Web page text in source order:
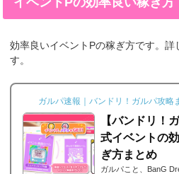
効率良いイベントPの稼ぎ方です。詳
す。
ガルパ速報｜バンドリ！ガルパ攻略
【バンドリ！
式イベントの
ぎ方まとめ
ガルパこと、BanG